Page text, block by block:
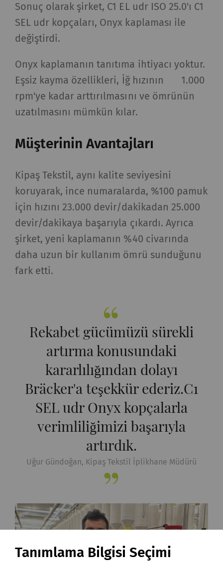
Sonuç olarak şirket, C1 EL udr ISO 25.0'ı C1
SEL udr kopçaları, Onyx kaplaması ile
değiştirdi.
Onyx kaplamanın tanıtıma ihtiyacı yoktur.
Eşsiz kayma özellikleri, İğ hızının 1.000
rpm'ye kadar arttırılmasını ve ömrünün
uzatılmasını mümkün kılar.
Müşterinin Avantajları
Kipaş Tekstil, aynı kalite seviyesini
koruyarak, ince numaralarda, %100 pamuk
için hızını 23.000 devir/dakikadan 25.000
devir/dakikaya başarıyla çıkardı. Ayrıca
şirket, yeni kaplamanın %40 civarında
daha uzun bir kullanım ömrü sunduğunu
fark etti.
Rekabet gücümüzü sürekli
artırma konusundaki
kararlılığından dolayı
Bräcker'a teşekkür ederiz.C1
SEL udr Onyx kopçalarla
verimliliğimizi başarıyla
artırdık.
Uğur Gündoğan, Kipaş Tekstil İplikhane Müdürü
Tanımlama Bilgisi Seçimi